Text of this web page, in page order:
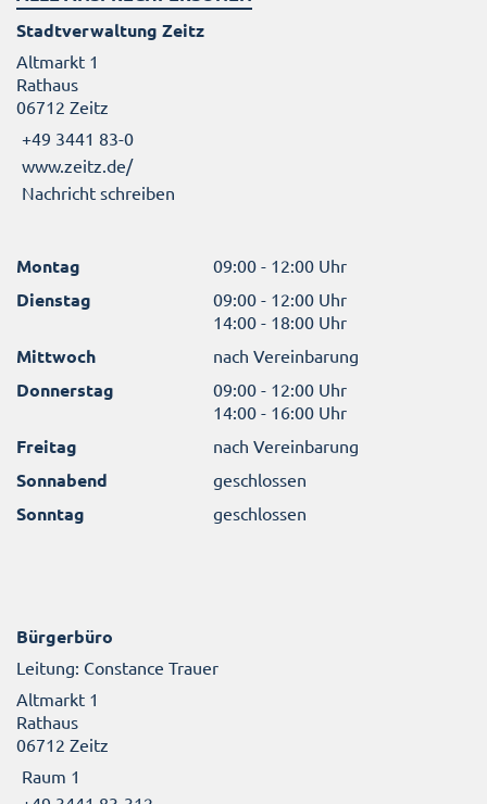
Stadtverwaltung Zeitz
Altmarkt 1
Rathaus
06712 Zeitz
+49 3441 83-0
www.zeitz.de/
Nachricht schreiben
Montag 09:00 - 12:00 Uhr
Dienstag
09:00 - 12:00 Uhr
14:00 - 18:00 Uhr
Mittwoch nach Vereinbarung
Donnerstag
09:00 - 12:00 Uhr
14:00 - 16:00 Uhr
Freitag nach Vereinbarung
Sonnabend geschlossen
Sonntag geschlossen
Bürgerbüro
Leitung: Constance Trauer
Altmarkt 1
Rathaus
06712 Zeitz
Raum 1